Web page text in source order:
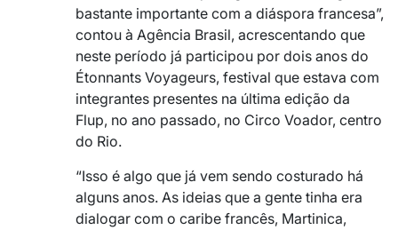
bastante importante com a diáspora francesa”,
contou à Agência Brasil, acrescentando que
neste período já participou por dois anos do
Étonnants Voyageurs, festival que estava com
integrantes presentes na última edição da
Flup, no ano passado, no Circo Voador, centro
do Rio.
“Isso é algo que já vem sendo costurado há
alguns anos. As ideias que a gente tinha era
dialogar com o caribe francês, Martinica,